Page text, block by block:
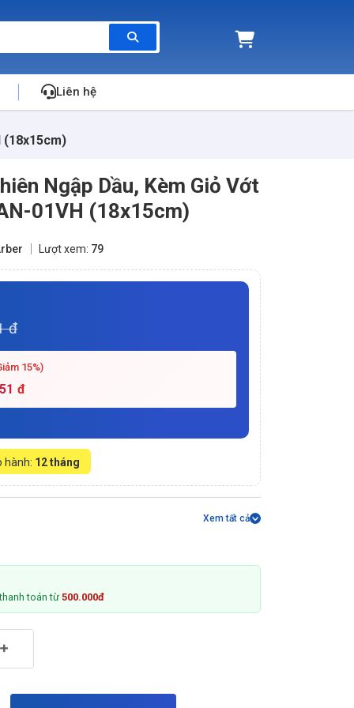
Liên hệ
(18x15cm)
Ngập Dầu, Kèm Giỏ Vớt
01VH (18x15cm)
Lượt xem: 79
đ
15%)
đ
hành: 12 tháng
Xem tất cả
toán từ 500.000đ